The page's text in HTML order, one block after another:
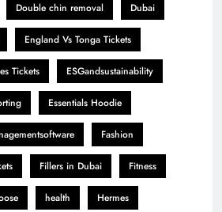
Double chin removal Dubai
England Vs Tonga Tickets
Tickets ESGandsustainability
Essentials Hoodie
Fashion
Fillers in Dubai Fitness
health Hermes